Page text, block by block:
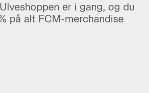
er i gang, og du
på alt FCM-merchandise